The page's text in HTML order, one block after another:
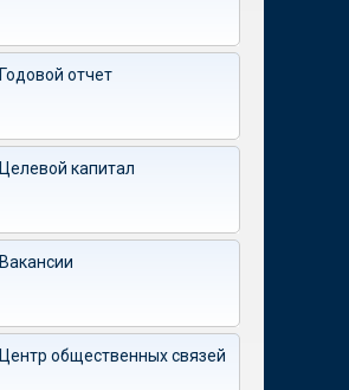
Годовой отчет
Целевой капитал
Вакансии
Центр общественных связей